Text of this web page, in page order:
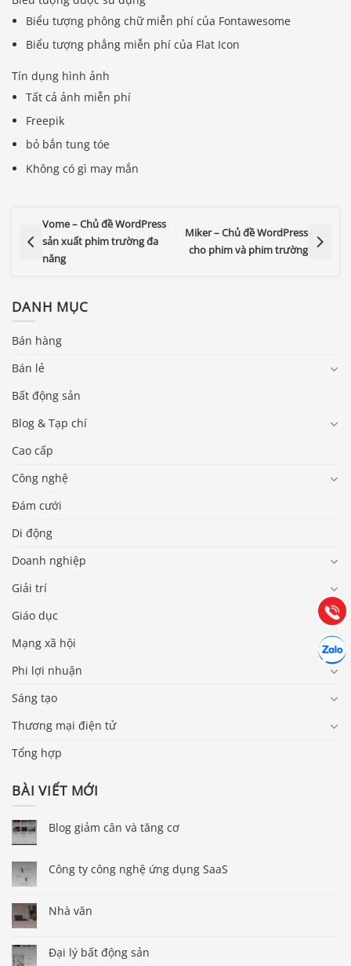
Biểu tượng phông chữ miễn phí của Fontawesome
Biểu tượng phẳng miễn phí của Flat Icon
Tín dụng hình ảnh
Tất cả ảnh miễn phí
Freepik
bỏ bắn tung tóe
Không có gì may mắn
Vome – Chủ đề WordPress
sản xuất phim trường đa
năng
Miker – Chủ đề WordPress
cho phim và phim trường
DANH MỤC
Bán hàng
Bán lẻ
Bất động sản
Blog & Tạp chí
Cao cấp
Công nghệ
Đám cưới
Di động
Doanh nghiệp
Giải trí
Giáo dục
Mạng xã hội
Phi lợi nhuận
Sáng tạo
Thương mại điện tử
Tổng hợp
BÀI VIẾT MỚI
Blog giảm cân và tăng cơ
Công ty công nghệ ứng dụng SaaS
Nhà văn
Đại lý bất động sản
Gọi
(028) 22.166.144
Chát